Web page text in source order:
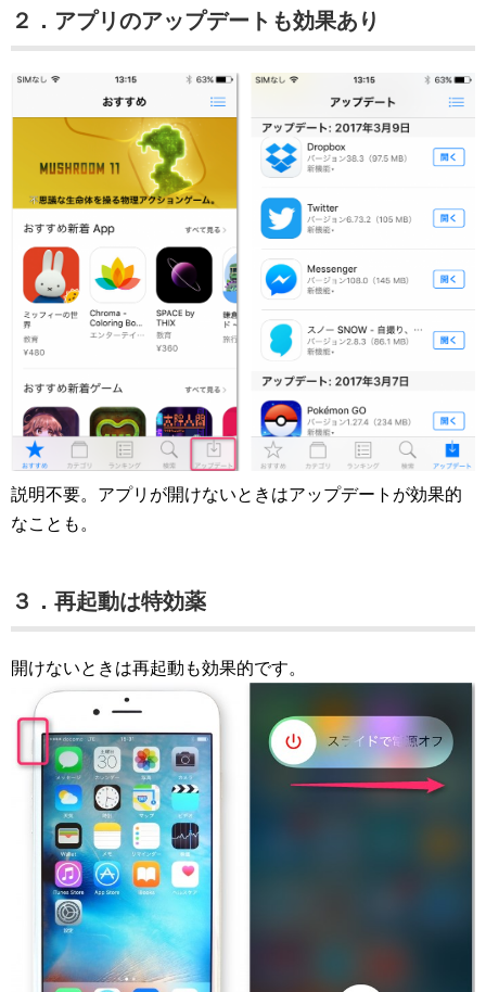
２．アプリのアップデートも効果あり
説明不要。アプリが開けないときはアップデートが効果的
なことも。
３．再起動は特効薬
開けないときは再起動も効果的です。